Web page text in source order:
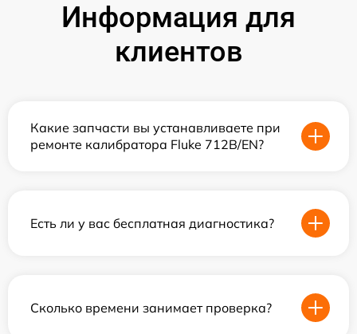
Информация для
клиентов
Какие запчасти вы устанавливаете при
ремонте калибратора Fluke 712B/EN?
Есть ли у вас бесплатная диагностика?
Сколько времени занимает проверка?